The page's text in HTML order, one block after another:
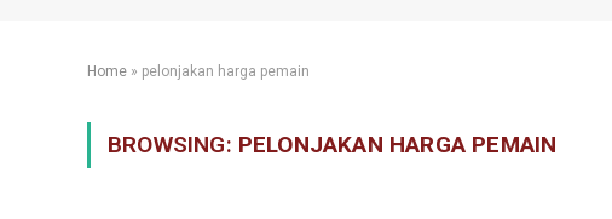
Home » pelonjakan harga pemain
BROWSING: PELONJAKAN HARGA PEMAIN